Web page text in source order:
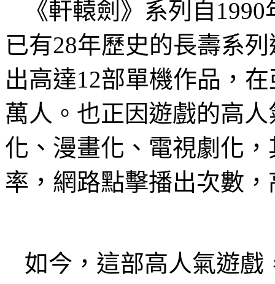
《軒轅劍》系列自1990
已有28年歷史的長壽系
出高達12部單機作品，
萬人。也正因遊戲的高
化、漫畫化、電視劇化
率，網路點擊播出次數
如今，這部高人氣遊戲